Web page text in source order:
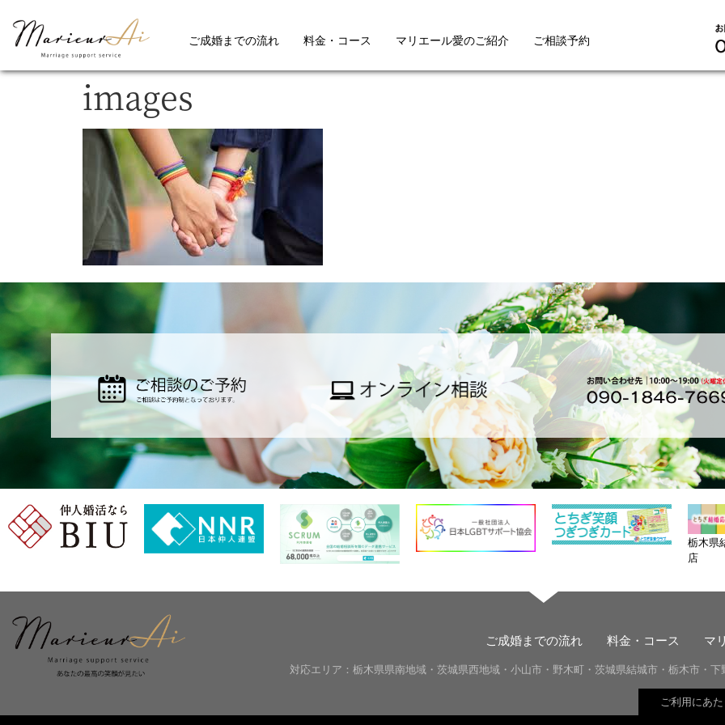
ご成婚までの流れ 料金・コース マリエール愛のご紹介 ご相談予約
images
栃木県
店
ご成婚までの流れ 料金・コース マ
対応エリア：栃木県県南地域・茨城県西地域・小山市・ 野木町・茨城県結城市・ 栃木市・下
ご利用にあ